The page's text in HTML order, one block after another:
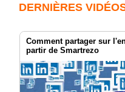
DERNIÈRES
Comment partager sur
partir de Smartrezo